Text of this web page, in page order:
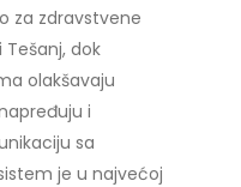
za zdravstvene
dok
olakšavaju
i
sa
je u najvećoj